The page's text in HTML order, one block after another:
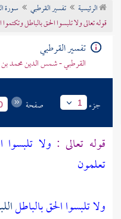
تراجم الأعلام
الرئيسية تفسير القرطبي
سورة
قوله تعالى ولا تلبسوا الحق بالباطل
تفسير القرطبي
القرطبي - شمس الدين محمد
جزء 1 صفحة
قوله تعالى : ولا تلبسوا
تعلمون
ولا تلبسوا الحق بالباطل